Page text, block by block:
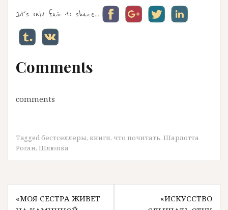
It's only fair to share...
Comments
comments
Tagged бестселлеры, книги, что почитать, Шарлотта
Роган, Шлюпка
«МОЯ СЕСТРА ЖИВЕТ
«ИСКУССТВО